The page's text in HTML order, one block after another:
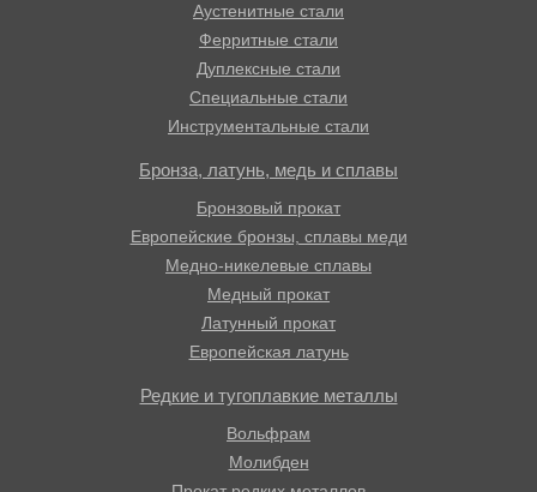
Аустенитные стали
Ферритные стали
Дуплексные стали
Специальные стали
Инструментальные стали
Бронза, латунь, медь и сплавы
Бронзовый прокат
Европейские бронзы, сплавы меди
Медно-никелевые сплавы
Медный прокат
Латунный прокат
Европейская латунь
Редкие и тугоплавкие металлы
Вольфрам
Молибден